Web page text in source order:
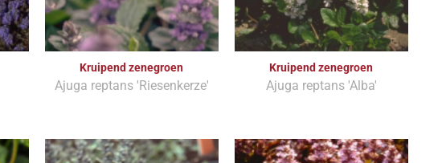
Kruipend zenegroen
Ajuga reptans 'Riesenkerze'
Kruipend zenegroen
Ajuga reptans 'Alba'